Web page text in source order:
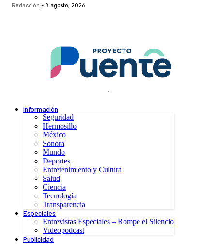
Redacción - 8 agosto, 2026
.
Información
Seguridad
Hermosillo
México
Sonora
Mundo
Deportes
Entretenimiento y Cultura
Salud
Ciencia
Tecnología
Transparencia
Especiales
Entrevistas Especiales – Rompe el Silencio
Videopodcast
Publicidad